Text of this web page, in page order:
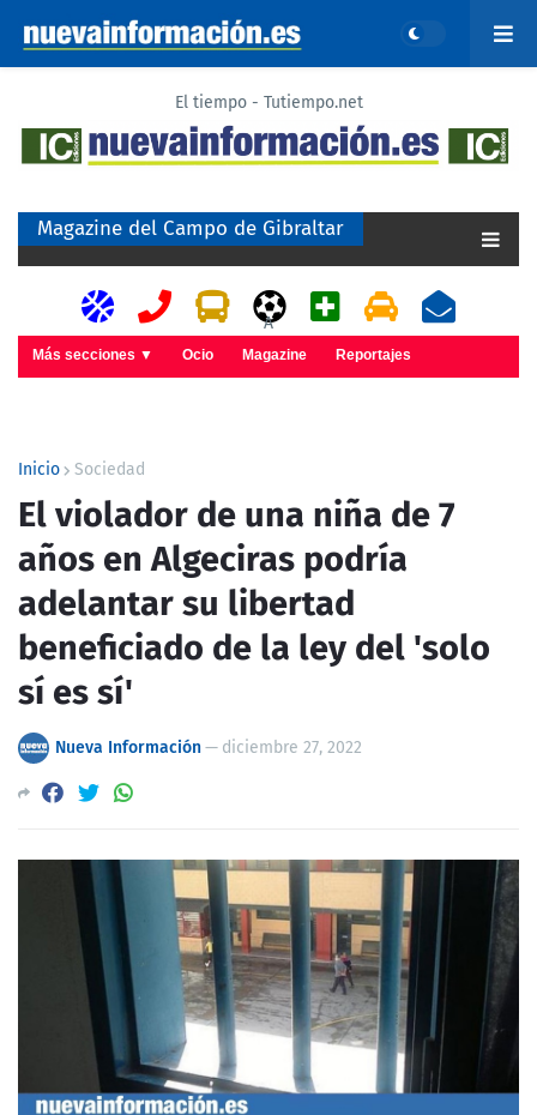
El tiempo - Tutiempo.net
Magazine del Campo de Gibraltar
A
Más secciones ▼ Ocio Magazine Reportajes
Inicio Sociedad
El violador de una niña de 7
años en Algeciras podría
adelantar su libertad
beneficiado de la ley del 'solo
sí es sí'
Nueva Información— diciembre 27, 2022